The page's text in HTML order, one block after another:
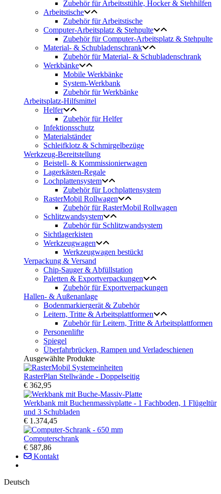
Zubehör für Arbeitsstühle, Hocker & Stehhilfen
Arbeitstische
Zubehör für Arbeitstische
Computer-Arbeitsplatz & Stehpulte
Zubehör für Computer-Arbeitsplatz & Stehpulte
Material- & Schubladenschrank
Zubehör für Material- & Schubladenschrank
Werkbänke
Mobile Werkbänke
System-Werkbank
Zubehör für Werkbänke
Arbeitsplatz-Hilfsmittel
Helfer
Zubehör für Helfer
Infektionsschutz
Materialständer
Schleifklotz & Schmirgelbezüge
Werkzeug-Bereitstellung
Beistell- & Kommissionierwagen
Lagerkästen-Regale
Lochplattensystem
Zubehör für Lochplattensystem
RasterMobil Rollwagen
Zubehör für RasterMobil Rollwagen
Schlitzwandsystem
Zubehör für Schlitzwandsystem
Sichtlagerkisten
Werkzeugwagen
Werkzeugwagen bestückt
Verpackung & Versand
Chip-Sauger & Abfüllstation
Paletten & Exportverpackungen
Zubehör für Exportverpackungen
Hallen- & Außenanlage
Bodenmarkiergerät & Zubehör
Leitern, Tritte & Arbeitsplattformen
Zubehör für Leitern, Tritte & Arbeitsplattformen
Personenlifte
Spiegel
Überfahrbrücken, Rampen und Verladeschienen
Ausgewählte Produkte
RasterPlan Stellwände - Doppelseitig
€ 362,95
Werkbank mit Buchenmassivplatte - 1 Fachboden, 1 Flügeltür
und 3 Schubladen
€ 1.374,45
Computerschrank
€ 587,86
Kontakt
Deutsch